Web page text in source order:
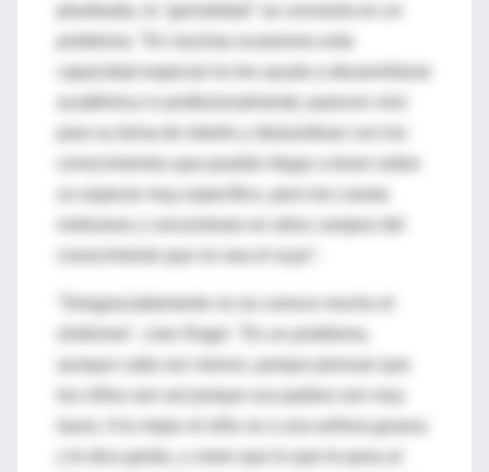
planteada, la "genialidad" se convierta en un
capacidad especial no les ayuda a desarrollarse
conocimientos que pueden llegar a tener sobre
un aspecto muy específico, pero les cuesta
motivarse y concentrase en otros campos del
"Desgraciadamente no se conoce mucho el
síndrome", cree Ángel. "Es un problema,
aunque cada vez menos, porque piensan que
los niños son así porque sus padres son muy
y le dice gorda, y creen que lo que le pasa al